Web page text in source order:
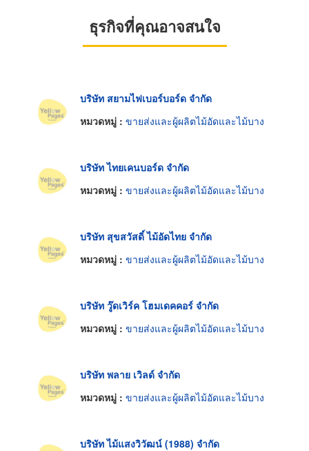
ธุรกิจที่คุณอาจสนใจ
บริษัท สยามไฟเบอร์บอร์ด จำกัด
หมวดหมู่ : ขายส่งและผู้ผลิตไม้อัดและไม้บาง
บริษัท ไทยเคนบอร์ด จำกัด
หมวดหมู่ : ขายส่งและผู้ผลิตไม้อัดและไม้บาง
บริษัท สุขสวัสดิ์ ไม้อัดไทย จำกัด
หมวดหมู่ : ขายส่งและผู้ผลิตไม้อัดและไม้บาง
บริษัท วู๊ดเวิร์ค โฮมเดคคอร์ จำกัด
หมวดหมู่ : ขายส่งและผู้ผลิตไม้อัดและไม้บาง
บริษัท พลาย เวิลด์ จำกัด
หมวดหมู่ : ขายส่งและผู้ผลิตไม้อัดและไม้บาง
บริษัท ไม้แสงวิวัฒน์ (1988) จำกัด